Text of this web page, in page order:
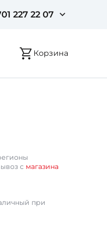
227 22 07
Корзина
с магазина
при